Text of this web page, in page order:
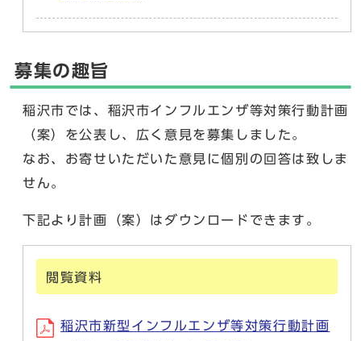
募集の趣旨
稲沢市では、稲沢市インフルエンザ等対策行動計画
（案）を公表し、広く意見を募集しました。
なお、お寄せいただいた意見に個別の回答は致しま
せん。
下記より計画（案）はダウンロードできます。
閲覧資料
稲沢市新型インフルエンザ等対策行動計画